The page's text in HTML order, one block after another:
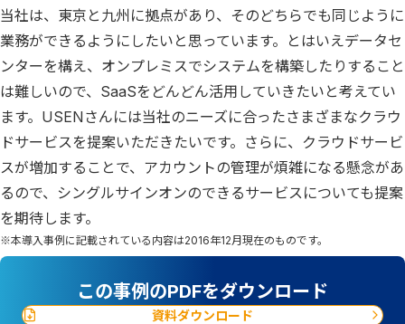
当社は、東京と九州に拠点があり、そのどちらでも同じように
業務ができるようにしたいと思っています。とはいえデータセ
ンターを構え、オンプレミスでシステムを構築したりすること
は難しいので、SaaSをどんどん活用していきたいと考えてい
ます。USENさんには当社のニーズに合ったさまざまなクラウ
ドサービスを提案いただきたいです。さらに、クラウドサービ
スが増加することで、アカウントの管理が煩雑になる懸念があ
るので、シングルサインオンのできるサービスについても提案
を期待します。
※本導入事例に記載されている内容は2016年12月現在のものです。
この事例のPDFをダウンロード
資料ダウンロード